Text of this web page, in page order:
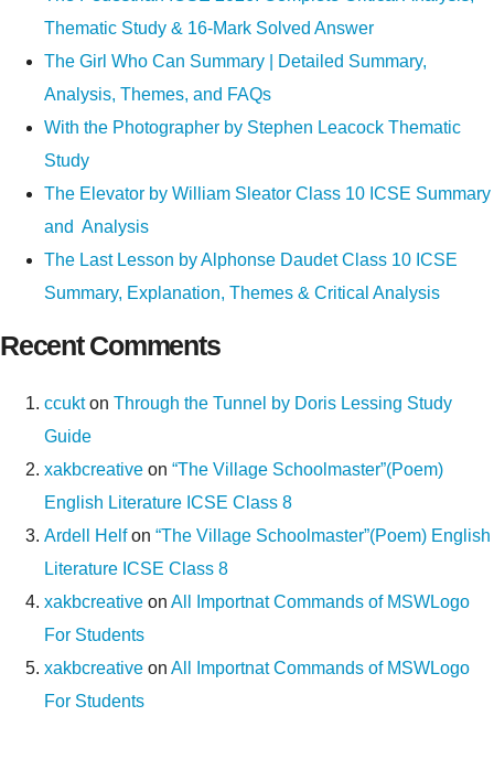
Thematic Study & 16-Mark Solved Answer
The Girl Who Can Summary | Detailed Summary,
Analysis, Themes, and FAQs
With the Photographer by Stephen Leacock Thematic
Study
The Elevator by William Sleator Class 10 ICSE Summary
and Analysis
The Last Lesson by Alphonse Daudet Class 10 ICSE
Summary, Explanation, Themes & Critical Analysis
Recent Comments
ccukton Through the Tunnel by Doris Lessing Study
Guide
xakbcreative on “The Village Schoolmaster”(Poem)
English Literature ICSE Class 8
Ardell Helfon “The Village Schoolmaster”(Poem) English
Literature ICSE Class 8
xakbcreative on All Importnat Commands of MSWLogo
For Students
xakbcreative on All Importnat Commands of MSWLogo
For Students